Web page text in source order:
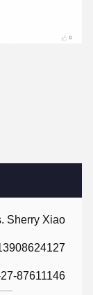
Sherry Xiao
87611146